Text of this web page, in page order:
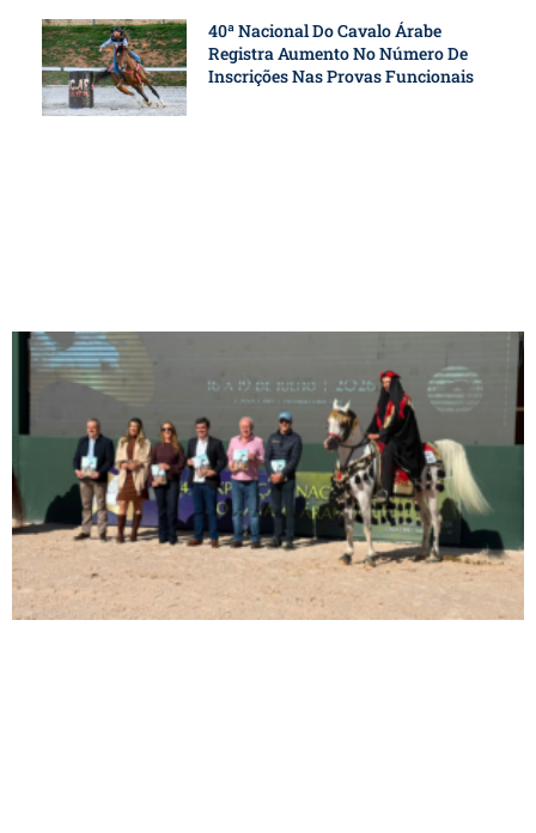
40ª Nacional Do Cavalo Árabe
Registra Aumento No Número De
Inscrições Nas Provas Funcionais